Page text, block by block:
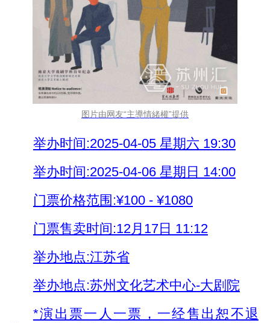
图片由网友“主導情緒權”提供
举办时间:2025-04-05 星期六 19:30
举办时间:2025-04-06 星期日 14:00
门票价格范围:¥100 - ¥1080
门票售卖时间:12月17日 11:12
举办地点:江苏省
举办地点:苏州文化艺术中心-大剧院
*演出票一人一票，一经售出恕不退